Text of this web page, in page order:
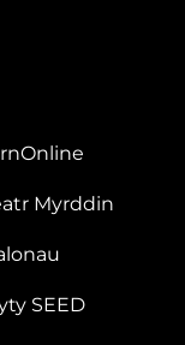
Myrddin
SEED